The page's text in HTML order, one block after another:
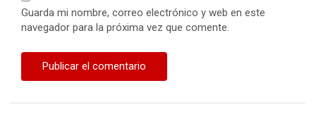
Guarda mi nombre, correo electrónico y web en este
navegador para la próxima vez que comente.